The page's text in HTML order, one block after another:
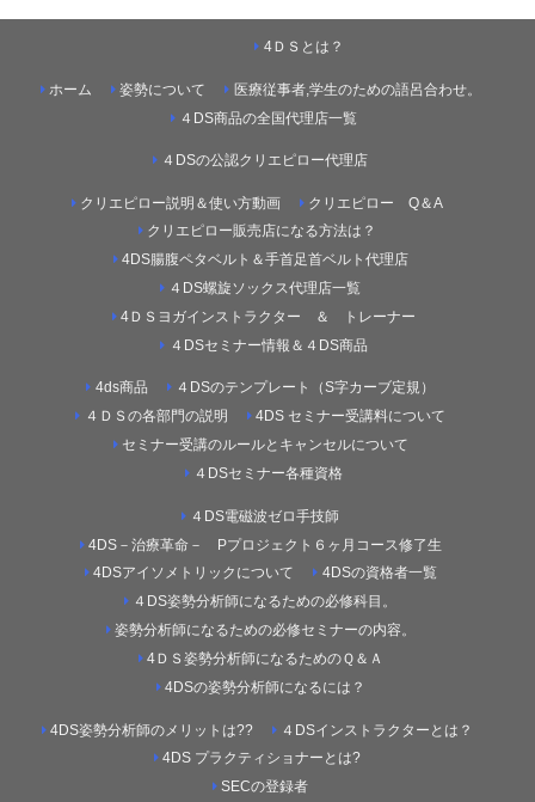
ホーム
4ＤＳとは？
姿勢について
医療従事者,学生のための語呂合わせ。
４DS商品の全国代理店一覧
４DSの公認クリエピロー代理店
クリエピロー説明＆使い方動画
クリエピロー Q＆A
クリエピロー販売店になる方法は？
4DS腸腹ペタベルト＆手首足首ベルト代理店
４DS螺旋ソックス代理店一覧
4ＤＳヨガインストラクター ＆ トレーナー
４DSセミナー情報＆４DS商品
4ds商品
４DSのテンプレート（S字カーブ定規）
４ＤＳの各部門の説明
4DS セミナー受講料について
セミナー受講のルールとキャンセルについて
４DSセミナー各種資格
４DS電磁波ゼロ手技師
4DS－治療革命－ Pプロジェクト６ヶ月コース修了生
4DSアイソメトリックについて
4DSの資格者一覧
４DS姿勢分析師になるための必修科目。
姿勢分析師になるための必修セミナーの内容。
4ＤＳ姿勢分析師になるためのＱ＆Ａ
4DSの姿勢分析師になるには？
4DS姿勢分析師のメリットは??
４DSインストラクターとは？
4DS プラクティショナーとは?
SECの登録者